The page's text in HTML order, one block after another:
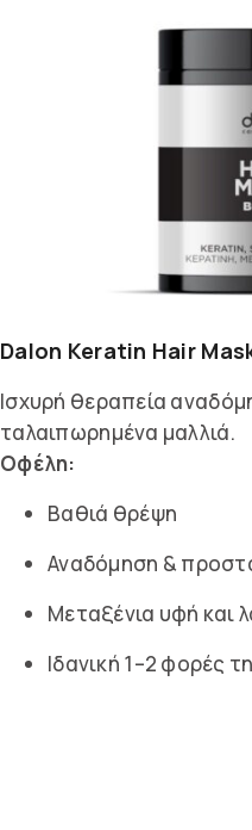
Dalon Keratin Hair
Ισχυρή θεραπεία
ταλαιπωρημένα μαλλιά.
Οφέλη:
Βαθιά θρέψη
Αναδόμηση &
Μεταξένια υφή και
Ιδανική 1–2 φορές